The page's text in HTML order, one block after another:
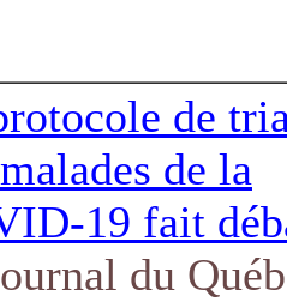
de
de la
19 fait
du